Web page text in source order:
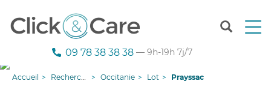
T
09 78 38 38 38 — 9h-19h 7j/7
Accueil Recherche aide à domicile Occitanie Lot Prayssac